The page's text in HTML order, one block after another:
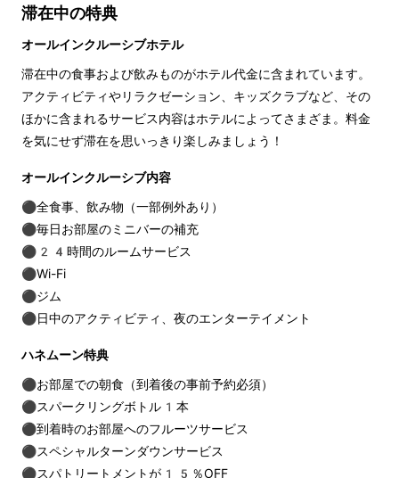
滞在中の特典
オールインクルーシブホテル
滞在中の食事および飲みものがホテル代金に含まれています。
アクティビティやリラクゼーション、キッズクラブなど、その
ほかに含まれるサービス内容はホテルによってさまざま。料金
を気にせず滞在を思いっきり楽しみましょう！
オールインクルーシブ内容
⚫︎全食事、飲み物（一部例外あり）
⚫︎毎日お部屋のミニバーの補充
⚫︎24時間のルームサービス
⚫︎Wi-Fi
⚫︎ジム
⚫︎日中のアクティビティ、夜のエンターテイメント
ハネムーン特典
⚫︎お部屋での朝食（到着後の事前予約必須）
⚫︎スパークリングボトル1本
⚫︎到着時のお部屋へのフルーツサービス
⚫︎スペシャルターンダウンサービス
⚫︎スパトリートメントが15％OFF